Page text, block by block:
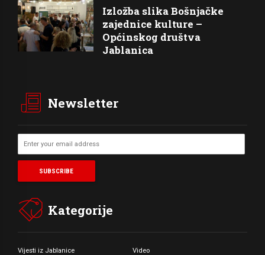
Izložba slika Bošnjačke
zajednice kulture –
Općinskog društva
Jablanica
Newsletter
Kategorije
Vijesti iz Jablanice Video